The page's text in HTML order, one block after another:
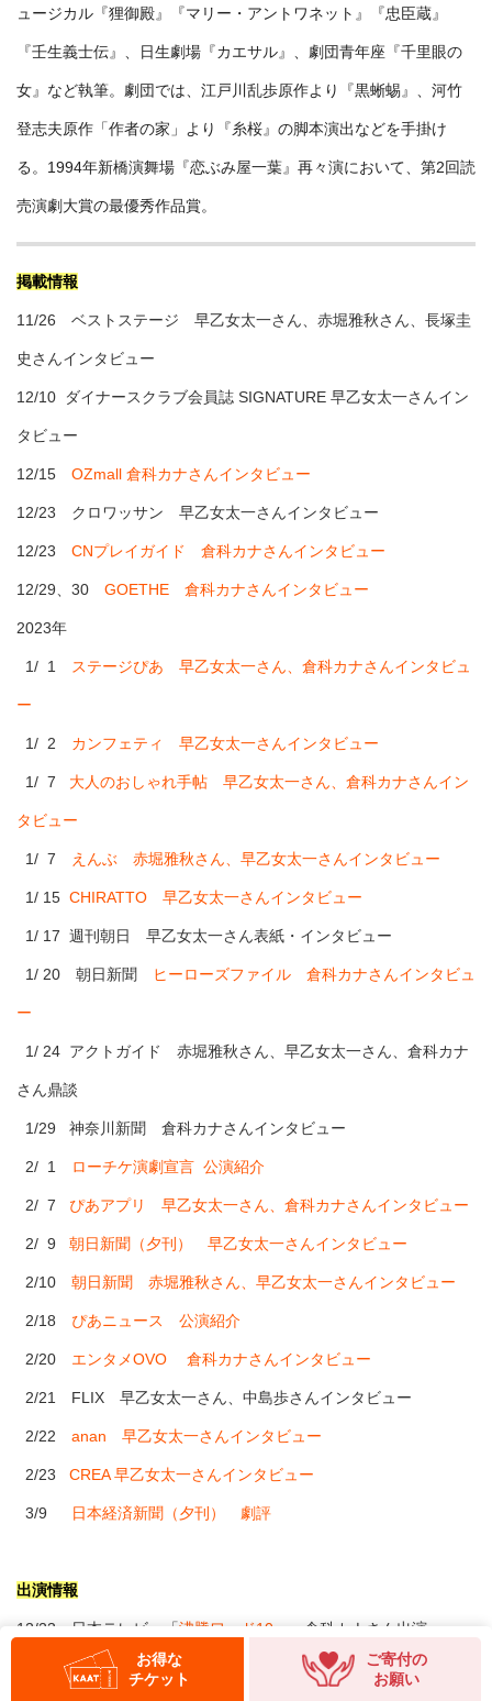
ュージカル『狸御殿』『マリー・アントワネット』『忠臣蔵』
『壬生義士伝』、日生劇場『カエサル』、劇団青年座『千里眼の
女』など執筆。劇団では、江戸川乱歩原作より『黒蜥蜴』、河竹
登志夫原作「作者の家」より『糸桜』の脚本演出などを手掛け
る。1994年新橋演舞場『恋ぶみ屋一葉』再々演において、第2回読
売演劇大賞の最優秀作品賞。
掲載情報
11/26 ベストステージ 早乙女太一さん、赤堀雅秋さん、長塚圭
史さんインタビュー
12/10 ダイナースクラブ会員誌 SIGNATURE 早乙女太一さんイン
タビュー
12/15 OZmall 倉科カナさんインタビュー
12/23 クロワッサン 早乙女太一さんインタビュー
12/23 CNプレイガイド 倉科カナさんインタビュー
12/29、30 GOETHE 倉科カナさんインタビュー
2023年
1/ 1 ステージぴあ 早乙女太一さん、倉科カナさんインタビュ
ー
1/ 2 カンフェティ 早乙女太一さんインタビュー
1/ 7 大人のおしゃれ手帖 早乙女太一さん、倉科カナさんイン
タビュー
1/ 7 えんぶ 赤堀雅秋さん、早乙女太一さんインタビュー
1/ 15 CHIRATTO 早乙女太一さんインタビュー
1/ 17 週刊朝日 早乙女太一さん表紙・インタビュー
1/ 20 朝日新聞 ヒーローズファイル 倉科カナさんインタビュ
ー
1/ 24 アクトガイド 赤堀雅秋さん、早乙女太一さん、倉科カナ
さん鼎談
1/29 神奈川新聞 倉科カナさんインタビュー
2/ 1 ローチケ演劇宣言 公演紹介
2/ 7 ぴあアプリ 早乙女太一さん、倉科カナさんインタビュー
2/ 9 朝日新聞（夕刊） 早乙女太一さんインタビュー
2/10 朝日新聞 赤堀雅秋さん、早乙女太一さんインタビュー
2/18 ぴあニュース 公演紹介
2/20 エンタメOVO 倉科カナさんインタビュー
2/21 FLIX 早乙女太一さん、中島歩さんインタビュー
2/22 anan 早乙女太一さんインタビュー
2/23 CREA 早乙女太一さんインタビュー
3/9 日本経済新聞（夕刊） 劇評
出演情報
12/23 日本テレビ 「沸騰ワード10 」 倉科カナさん出演
12/28 フジテレビ 「オンナの出口調査 」 倉科カナさん出演
お得な
チケット
ご寄付の
お願い